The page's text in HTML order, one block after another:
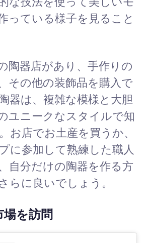
っている様子を見ること
陶器店があり、手作りの
その他の装飾品を購入で
器は、複雑な模様と大胆
ユニークなスタイルで知
お店でお土産を買うか、
に参加して熟練した職人
自分だけの陶器を作る方
らに良いでしょう。
を訪問